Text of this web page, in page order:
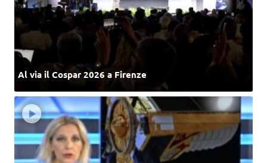
Al via il Cospar 2026 a Firenze